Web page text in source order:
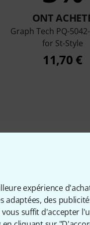
expérience
adaptées, des
suffit d'accepter
ONT
Graph Tech PQ-
for St-Style
11,70 €